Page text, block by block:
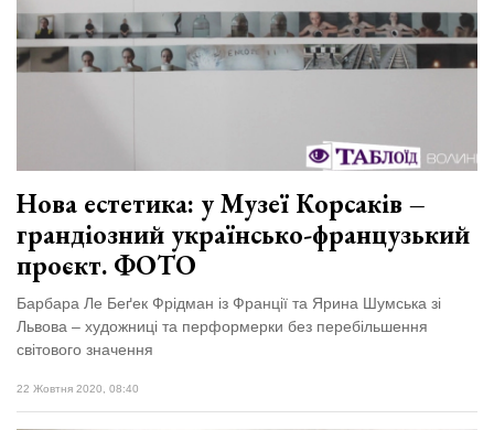
Нова естетика: у Музеї Корсаків –
грандіозний українсько-французький
проєкт. ФОТО
Барбара Ле Беґек Фрідман із Франції та Ярина Шумська зі
Львова – художниці та перформерки без перебільшення
світового значення
22 Жовтня 2020, 08:40